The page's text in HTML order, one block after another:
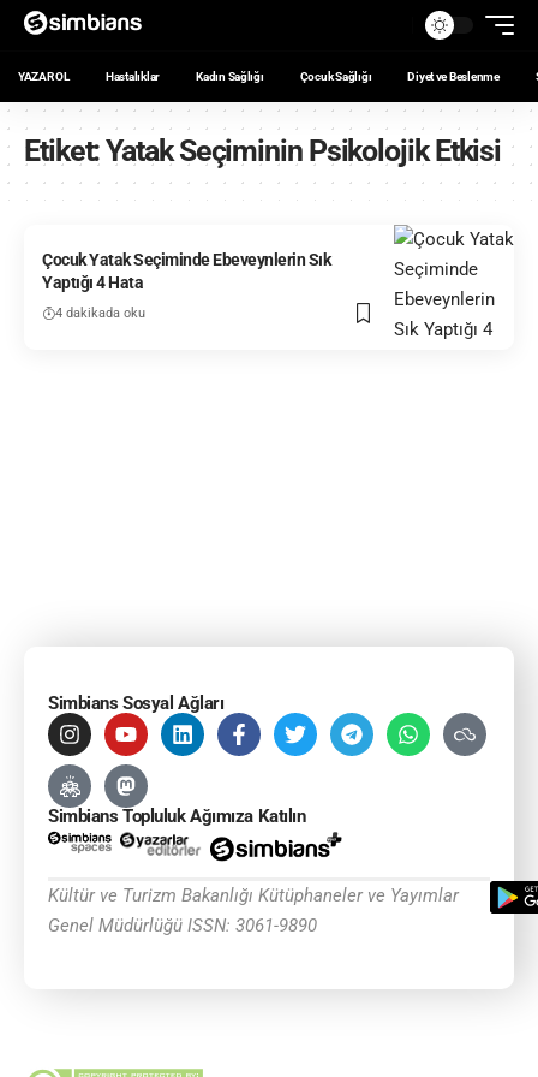
YAZAR OL Hastalıklar Kadın Sağlığı Çocuk Sağlığı Diyet ve Beslenme
Etiket:Yatak Seçiminin Psikolojik Etkisi
Çocuk Yatak Seçiminde Ebeveynlerin Sık
Yaptığı 4 Hata
4 dakikada oku
Simbians Sosyal Ağları
Simbians Topluluk Ağımıza Katılın
Kültür ve Turizm Bakanlığı Kütüphaneler ve Yayımlar
Genel Müdürlüğü ISSN: 3061-9890